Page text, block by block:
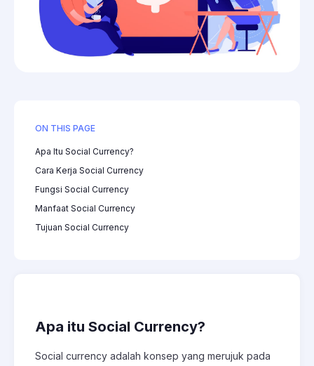
ON THIS PAGE
Apa Itu Social Currency?
Cara Kerja Social Currency
Fungsi Social Currency
Manfaat Social Currency
Tujuan Social Currency
Apa itu Social Currency?
Social currency adalah konsep yang merujuk pada